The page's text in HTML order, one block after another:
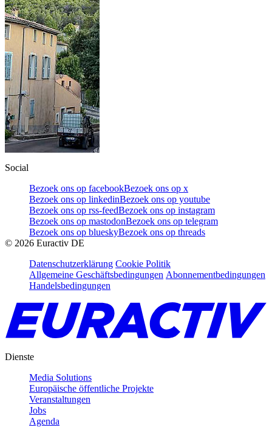
Social
Bezoek ons op facebookBezoek ons op x
Bezoek ons op linkedinBezoek ons op youtube
Bezoek ons op rss-feedBezoek ons op instagram
Bezoek ons op mastodonBezoek ons op telegram
Bezoek ons op blueskyBezoek ons op threads
© 2026 Euractiv DE
Datenschutzerklärung Cookie Politik
Allgemeine Geschäftsbedingungen Abonnementbedingungen
Handelsbedingungen
Dienste
Media Solutions
Europäische öffentliche Projekte
Veranstaltungen
Jobs
Agenda